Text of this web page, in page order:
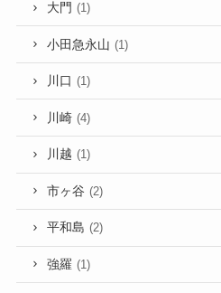
大門 (1)
小田急永山 (1)
川口 (1)
川崎 (4)
川越 (1)
市ヶ谷 (2)
平和島 (2)
強羅 (1)